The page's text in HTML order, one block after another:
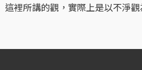
這裡所講的觀，實際上是以不淨觀